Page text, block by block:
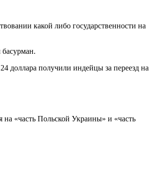
какой либо государственности на
доллара получили индейцы за переезд на
«часть Польской Украины» и «часть